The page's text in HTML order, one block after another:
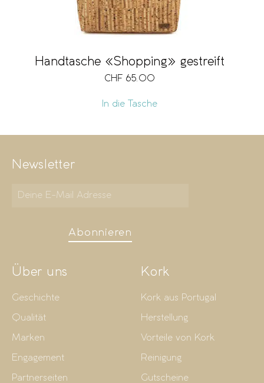
Handtasche «Shopping» gestreift
CHF 65.00
In die Tasche
Newsletter
Abonnieren
Über uns
Geschichte
Qualität
Marken
Engagement
Partnerseiten
Kork
Kork aus Portugal
Herstellung
Vorteile von Kork
Reinigung
Gutscheine